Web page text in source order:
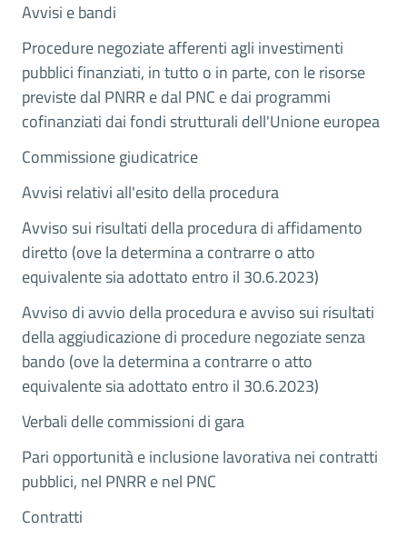
Avvisi e bandi
Procedure negoziate afferenti agli investimenti
pubblici finanziati, in tutto o in parte, con le risorse
previste dal PNRR e dal PNC e dai programmi
cofinanziati dai fondi strutturali dell'Unione europea
Commissione giudicatrice
Avvisi relativi all'esito della procedura
Avviso sui risultati della procedura di affidamento
diretto (ove la determina a contrarre o atto
equivalente sia adottato entro il 30.6.2023)
Avviso di avvio della procedura e avviso sui risultati
della aggiudicazione di procedure negoziate senza
bando (ove la determina a contrarre o atto
equivalente sia adottato entro il 30.6.2023)
Verbali delle commissioni di gara
Pari opportunità e inclusione lavorativa nei contratti
pubblici, nel PNRR e nel PNC
Contratti